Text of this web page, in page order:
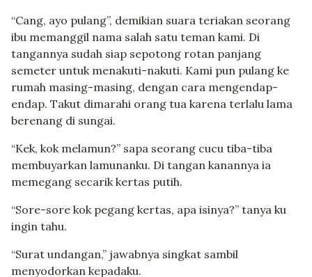
“Cang, ayo pulang”, demikian suara teriakan seorang
ibu memanggil nama salah satu teman kami. Di
tangannya sudah siap sepotong rotan panjang
semeter untuk menakuti-nakuti. Kami pun pulang ke
rumah masing-masing, dengan cara mengendap-
endap. Takut dimarahi orang tua karena terlalu lama
berenang di sungai.
“Kek, kok melamun?” sapa seorang cucu tiba-tiba
membuyarkan lamunanku. Di tangan kanannya ia
memegang secarik kertas putih.
“Sore-sore kok pegang kertas, apa isinya?” tanya ku
ingin tahu.
“Surat undangan,” jawabnya singkat sambil
menyodorkan kepadaku.